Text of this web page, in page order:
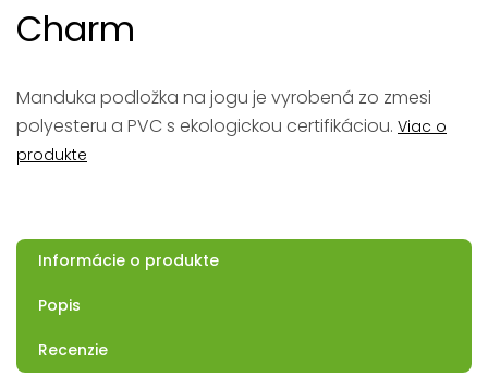
Charm
Manduka podložka na jogu je vyrobená zo zmesi
polyesteru a PVC s ekologickou certifikáciou. Viac o
produkte
Informácie o produkte
Popis
Recenzie